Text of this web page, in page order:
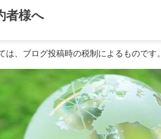
者様へ
、ブログ投稿時の税制によるものです。